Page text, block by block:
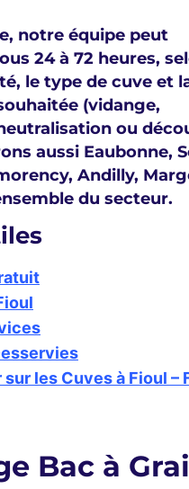
notre équipe peut
24 à 72 heures,
le type de cuve et
(vidange,
ou
aussi Eaubonne,
Andilly,
du secteur.
sur les Cuves à Fioul –
Bac à